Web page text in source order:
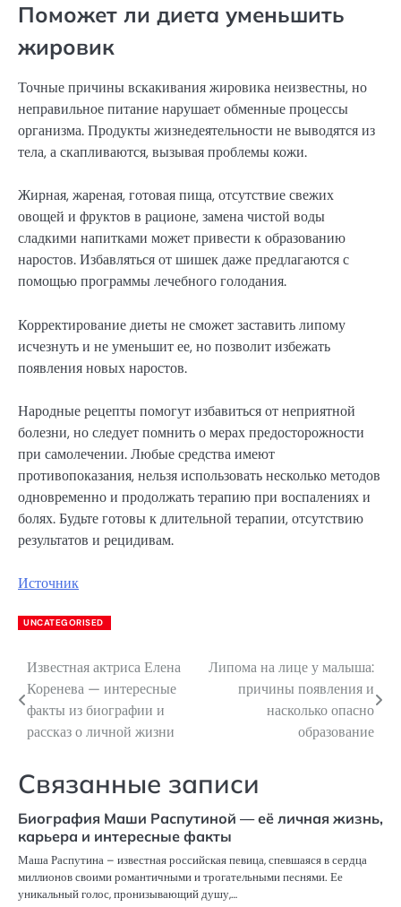
Поможет ли диета уменьшить
жировик
Точные причины вскакивания жировика неизвестны, но
неправильное питание нарушает обменные процессы
организма. Продукты жизнедеятельности не выводятся из
тела, а скапливаются, вызывая проблемы кожи.
Жирная, жареная, готовая пища, отсутствие свежих
овощей и фруктов в рационе, замена чистой воды
сладкими напитками может привести к образованию
наростов. Избавляться от шишек даже предлагаются с
помощью программы лечебного голодания.
Корректирование диеты не сможет заставить липому
исчезнуть и не уменьшит ее, но позволит избежать
появления новых наростов.
Народные рецепты помогут избавиться от неприятной
болезни, но следует помнить о мерах предосторожности
при самолечении. Любые средства имеют
противопоказания, нельзя использовать несколько методов
одновременно и продолжать терапию при воспалениях и
болях. Будьте готовы к длительной терапии, отсутствию
результатов и рецидивам.
Источник
UNCATEGORISED
Навигация
по
записям
Известная актриса Елена
Коренева — интересные
факты из биографии и
рассказ о личной жизни
Липома на лице у малыша:
причины появления и
насколько опасно
образование
Связанные записи
Биография Маши Распутиной — её личная жизнь,
карьера и интересные факты
Маша Распутина – известная российская певица, спевшаяся в сердца
миллионов своими романтичными и трогательными песнями. Ее
уникальный голос, пронизывающий душу,…